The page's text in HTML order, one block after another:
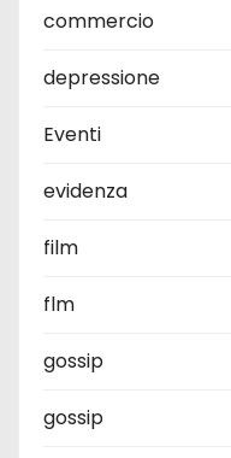
commercio
depressione
Eventi
evidenza
film
flm
gossip
gossip